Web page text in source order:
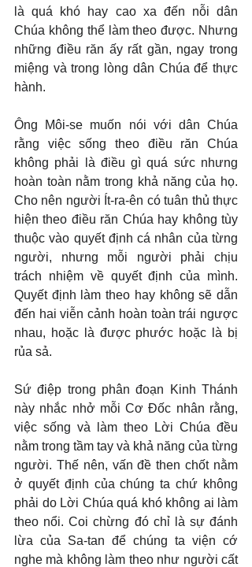
là quá khó hay cao xa đến nỗi dân
Chúa không thể làm theo được. Nhưng
những điều răn ấy rất gần, ngay trong
miệng và trong lòng dân Chúa để thực
hành.
Ông Môi-se muốn nói với dân Chúa
rằng việc sống theo điều răn Chúa
không phải là điều gì quá sức nhưng
hoàn toàn nằm trong khả năng của họ.
Cho nên người Ít-ra-ên có tuân thủ thực
hiện theo điều răn Chúa hay không tùy
thuộc vào quyết định cá nhân của từng
người, nhưng mỗi người phải chịu
trách nhiệm về quyết định của mình.
Quyết định làm theo hay không sẽ dẫn
đến hai viễn cảnh hoàn toàn trái ngược
nhau, hoặc là được phước hoặc là bị
rủa sả.
Sứ điệp trong phân đoạn Kinh Thánh
này nhắc nhở mỗi Cơ Đốc nhân rằng,
việc sống và làm theo Lời Chúa đều
nằm trong tầm tay và khả năng của từng
người. Thế nên, vấn đề then chốt nằm
ở quyết định của chúng ta chứ không
phải do Lời Chúa quá khó không ai làm
theo nổi. Coi chừng đó chỉ là sự đánh
lừa của Sa-tan để chúng ta viện cớ
nghe mà không làm theo như người cất